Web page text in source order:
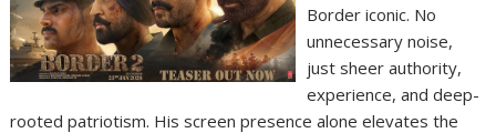
Border iconic. No
unnecessary noise,
just sheer authority,
experience, and deep-
rooted patriotism. His screen presence alone elevates the